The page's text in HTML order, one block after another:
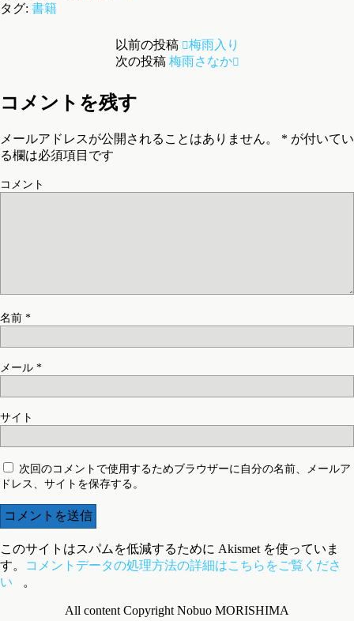
タグ: 書籍
以前の投稿
梅雨入り
次の投稿 梅雨さなか
コメントを残す
メールアドレスが公開されることはありません。 * が付いてい
る欄は必須項目です
コメント
名前 *
メール *
サイト
次回のコメントで使用するためブラウザーに自分の名前、メールア
ドレス、サイトを保存する。
このサイトはスパムを低減するために Akismet を使っていま
す。
コメントデータの処理方法の詳細はこちらをご覧くださ
い
。
All content Copyright Nobuo MORISHIMA